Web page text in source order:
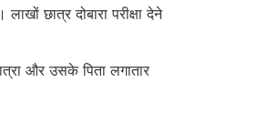
छात्र दोबारा परीक्षा देने
और उसके पिता लगातार